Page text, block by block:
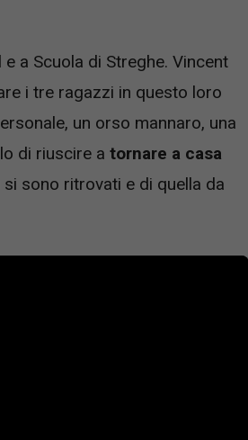
a Scuola di Streghe. Vincent
i tre ragazzi in questo loro
un orso mannaro, una
di riuscire a tornare a casa
sono ritrovati e di quella da